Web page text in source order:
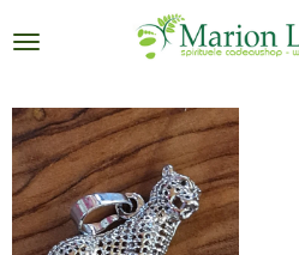
direct
de
hoofdinhoud